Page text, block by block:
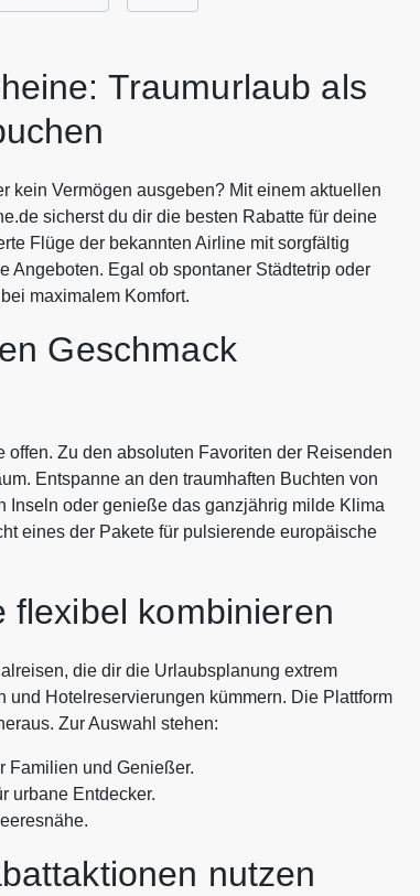
Traumurlaub als
kein Vermögen ausgeben? Mit einem aktuellen
sicherst du dir die besten Rabatte für deine
Flüge der bekannten Airline mit sorgfältig
Angeboten. Egal ob spontaner Städtetrip oder
maximalem Komfort.
Geschmack
Zu den absoluten Favoriten der Reisenden
Entspanne an den traumhaften Buchten von
Inseln oder genieße das ganzjährig milde Klima
eines der Pakete für pulsierende europäische
flexibel kombinieren
die dir die Urlaubsplanung extrem
Hotelreservierungen kümmern. Die Plattform
Zur Auswahl stehen:
Familien und Genießer.
urbane Entdecker.
nutzen